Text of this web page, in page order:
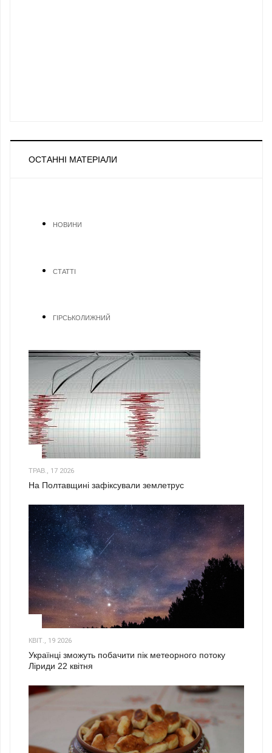
ОСТАННІ МАТЕРІАЛИ
НОВИНИ
СТАТТІ
ГІРСЬКОЛИЖНИЙ
ТРАВ., 17 2026
На Полтавщині зафіксували землетрус
КВІТ., 19 2026
Українці зможуть побачити пік метеорного потоку
Ліриди 22 квітня